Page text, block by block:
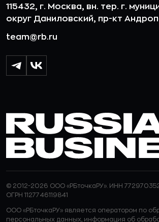
115432, г. Москва, вн. тер. г.
округ Даниловский, пр-кт
team@rb.ru
© 2012-2026 ООО «РБточкаРУ». ИНН
ОГРН 1127746119841
ООО «РБточкаРУ» является оператором по
персональных данных, информация об